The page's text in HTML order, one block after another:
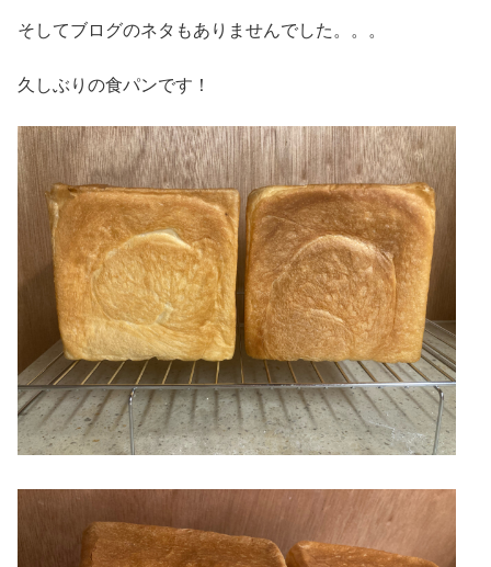
そしてブログのネタもありませんでした。。。
久しぶりの食パンです！